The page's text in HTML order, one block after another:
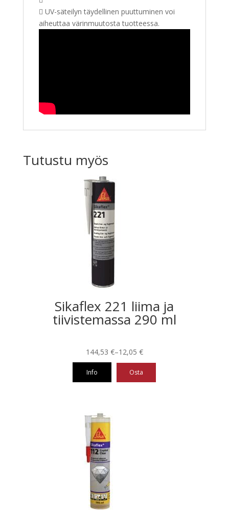
 UV-säteilyn täydellinen puuttuminen voi
aiheuttaa värinmuutosta tuotteessa.
Tutustu myös
Sikaflex 221 liima ja
tiivistemassa 290 ml
12,05 €
–
144,53 €Hintaluokka:
12,05 €
Info Osta